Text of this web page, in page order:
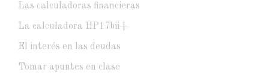
Las calculadoras financieras
La calculadora HP17bii+
El interés en las deudas
Tomar apuntes en clase